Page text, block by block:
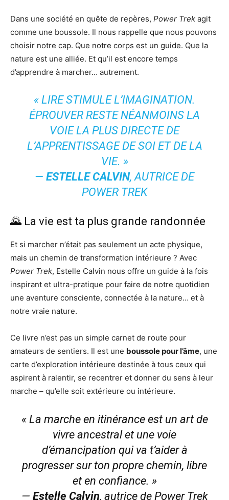
Dans une société en quête de repères, Power Trek agit
comme une boussole. Il nous rappelle que nous pouvons
choisir notre cap. Que notre corps est un guide. Que la
nature est une alliée. Et qu’il est encore temps
d’apprendre à marcher… autrement.
« LIRE STIMULE L’IMAGINATION.
ÉPROUVER RESTE NÉANMOINS LA
VOIE LA PLUS DIRECTE DE
L’APPRENTISSAGE DE SOI ET DE LA
VIE. »
— ESTELLE CALVIN, AUTRICE DE
POWER TREK
🌄 La vie est ta plus grande randonnée
Et si marcher n’était pas seulement un acte physique,
mais un chemin de transformation intérieure ? Avec
Power Trek, Estelle Calvin nous offre un guide à la fois
inspirant et ultra-pratique pour faire de notre quotidien
une aventure consciente, connectée à la nature… et à
notre vraie nature.
Ce livre n’est pas un simple carnet de route pour
amateurs de sentiers. Il est une boussole pour l’âme, une
carte d’exploration intérieure destinée à tous ceux qui
aspirent à ralentir, se recentrer et donner du sens à leur
marche – qu’elle soit extérieure ou intérieure.
« La marche en itinérance est un art de
vivre ancestral et une voie
d’émancipation qui va t’aider à
progresser sur ton propre chemin, libre
et en confiance. »
— Estelle Calvin, autrice de Power Trek